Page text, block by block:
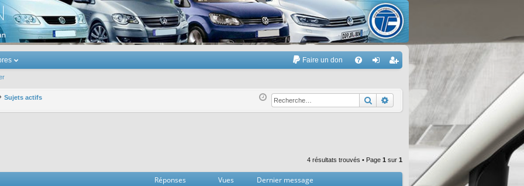
Touran
Faire un don
Q ne
xi
nr
eg
r
Sujets actifs RechercherRecherche avancée
4 résultats trouvés • Page 1 sur 1
Réponses Vues Dernier message